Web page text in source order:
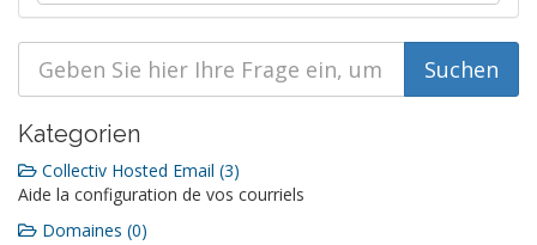
Kategorien
Collectiv Hosted Email (3)
Aide la configuration de vos courriels
Domaines (0)